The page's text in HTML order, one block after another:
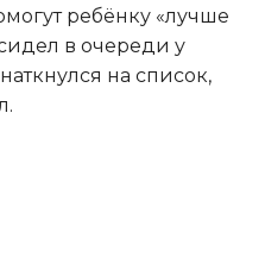
ребёнку «лучше
в очереди у
на список,